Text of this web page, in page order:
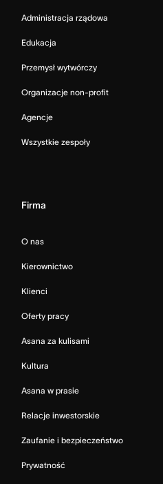
Administracja rządowa
Edukacja
Przemysł wytwórczy
Organizacje non-profit
Agencje
Wszystkie zespoły
Firma
O nas
Kierownictwo
Klienci
Oferty pracy
Asana za kulisami
Kultura
Asana w prasie
Relacje inwestorskie
Zaufanie i bezpieczeństwo
Prywatność